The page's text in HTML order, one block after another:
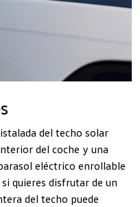
del techo solar
del coche y una
eléctrico enrollable
quieres disfrutar de un
del techo puede